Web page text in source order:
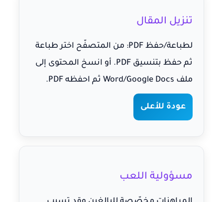
تنزيل المقال
لطباعة/حفظ PDF: من المتصفّح اختر
طباعة
ثم حفظ بتنسيق PDF
. أو انسخ المحتوى إلى
ملف Word/Google Docs ثم احفظه PDF.
عودة للأعلى
مسؤولية اللعب